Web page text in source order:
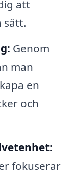
att
sätt.
Genom
man
en
och
fokuserar